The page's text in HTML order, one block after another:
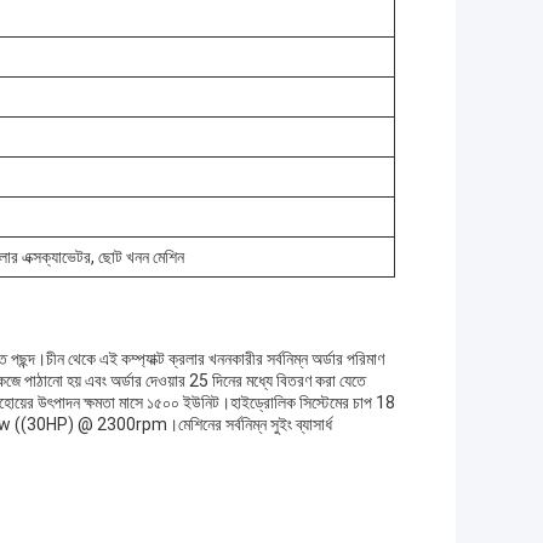
এক্সক্যাভেটর, ছোট খনন মেশিন
থেকে এই কম্প্যাক্ট ক্রলার খননকারীর সর্বনিম্ন অর্ডার পরিমাণ
হয় এবং অর্ডার দেওয়ার 25 দিনের মধ্যে বিতরণ করা যেতে
উৎপাদন ক্ষমতা মাসে ১৫০০ ইউনিট।হাইড্রোলিক সিস্টেমের চাপ 18
((30HP) @ 2300rpm।মেশিনের সর্বনিম্ন সুইং ব্যাসার্ধ